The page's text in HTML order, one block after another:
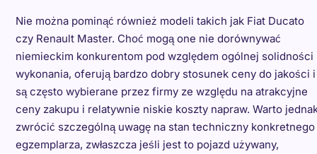
Nie można pominąć również modeli takich jak Fiat Ducato
czy Renault Master. Choć mogą one nie dorównywać
niemieckim konkurentom pod względem ogólnej solidności
wykonania, oferują bardzo dobry stosunek ceny do jakości i
są często wybierane przez firmy ze względu na atrakcyjne
ceny zakupu i relatywnie niskie koszty napraw. Warto
zwrócić szczególną uwagę na stan techniczny konkretnego
egzemplarza, zwłaszcza jeśli jest to pojazd używany,